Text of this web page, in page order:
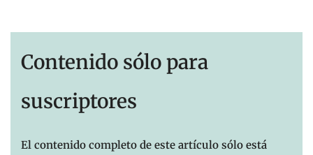
Contenido sólo para
suscriptores
El contenido completo de este artículo sólo está